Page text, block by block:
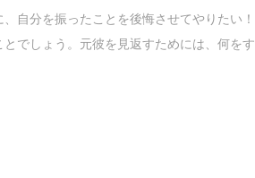
自分を振ったことを後悔させてやりたい！
でしょう。元彼を見返すためには、何をす